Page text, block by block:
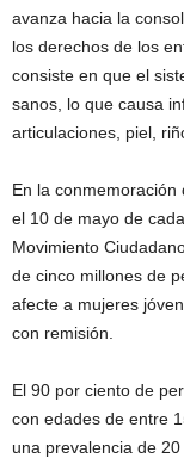
avanza hacia la
los derechos de los
consiste en que el
sanos, lo que causa
articulaciones, piel,
En la conmemoración
el 10 de mayo de
Movimiento
de cinco millones de
afecte a mujeres
con remisión.
El 90 por ciento de
con edades de entre
una prevalencia de